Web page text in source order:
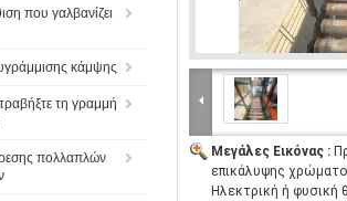
που γαλβανίζει
κάμψης
τη γραμμή
πολλαπλών
Μεγάλες Εικόνας :
επικάλυψης
Ηλεκτρική ή φυσική